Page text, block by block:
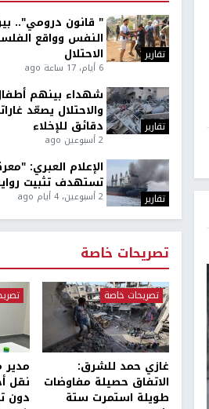
تقارير
" قانون درومي"..
النفس وواقع
الاحتلال
6 أيام، 17 ساعة ago
تقارير
شهداء بينهم
والاحتلال يصعّد
دقائق للإخلاء
2 أسبوعين ago
تقارير
الإعلام العبري:
تستهدف تثبيت
2 أسبوعين، 4 أيام ago
تصريحات خاصة
تصريحات خاصة
غازي حمد للشرق:
الاتفاق حصيلة مفاوضات
طويلة استمرت ستة
نقل
دون